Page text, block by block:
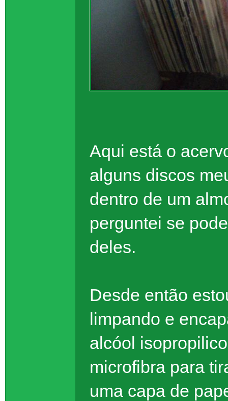
Aqui está o
alguns discos
dentro de um
perguntei se
deles.
Desde então
limpando e
alcóol
microfibra para
uma capa de